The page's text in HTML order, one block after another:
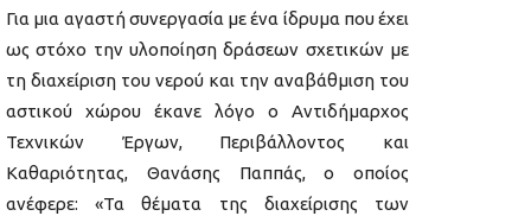
Για μια αγαστή συνεργασία με ένα ίδρυμα που έχει
ως στόχο την υλοποίηση δράσεων σχετικών με
τη διαχείριση του νερού και την αναβάθμιση του
αστικού χώρου έκανε λόγο ο Αντιδήμαρχος
Τεχνικών Έργων, Περιβάλλοντος και
Καθαριότητας, Θανάσης Παππάς, ο οποίος
ανέφερε: «Τα θέματα της διαχείρισης των